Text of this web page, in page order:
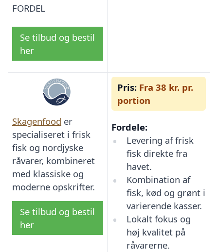
FORDEL
Se tilbud og bestil
her
Skagenfood er
specialiseret i frisk
fisk og nordjyske
råvarer, kombineret
med klassiske og
moderne opskrifter.
Se tilbud og bestil
her
Pris: Fra 38 kr. pr.
portion
Fordele:
Levering af frisk
fisk direkte fra
havet.
Kombination af
fisk, kød og grønt i
varierende kasser.
Lokalt fokus og
høj kvalitet på
råvarerne.